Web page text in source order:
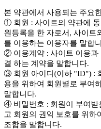
본 약관에서 사용되는 주요
① 회원 : 사이트의 약관에
원등록을 한 자로서, 사이트
를 이용하는 이용자를 말합
② 이용계약 : 사이트 이용과
결 하는 계약을 말합니다.
③ 회원 아이디(이하 "ID") :
용을 위하여 회원별로 부여
말합니다.
④ 비밀번호 : 회원이 부여받
고 회원의 권익 보호를 위하
조합을 말합니다.